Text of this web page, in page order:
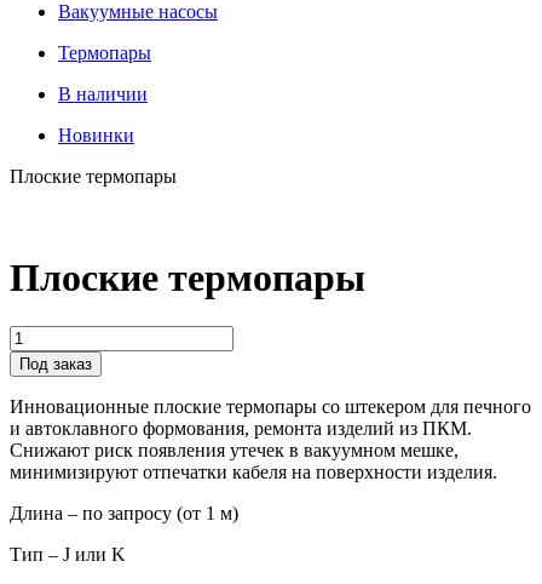
Вакуумные насосы
Термопары
В наличии
Новинки
Плоские термопары
Плоские термопары
Под заказ
Инновационные плоские термопары со штекером для печного
и автоклавного формования, ремонта изделий из ПКМ.
Снижают риск появления утечек в вакуумном мешке,
минимизируют отпечатки кабеля на поверхности изделия.
Длина – по запросу (от 1 м)
Тип – J или K